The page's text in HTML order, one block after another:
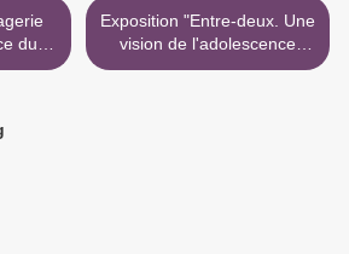
du
Exposition "Entre-deux. Une
vision de l'adolescence
dans l'art" >